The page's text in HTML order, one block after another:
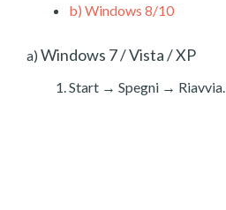
b) Windows 8/10
a) Windows 7 / Vista / XP
Start → Spegni → Riavvia.